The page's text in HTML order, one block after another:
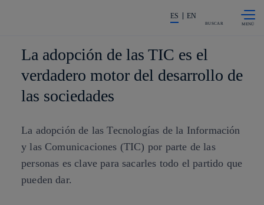
La acción en accionistas e
ES EN
BUSCAR
La adopción de las TIC es el
verdadero motor del desarrollo de
las sociedades
La adopción de las Tecnologías de la Información
y las Comunicaciones (TIC) por parte de las
personas es clave para sacarles todo el partido que
pueden dar.